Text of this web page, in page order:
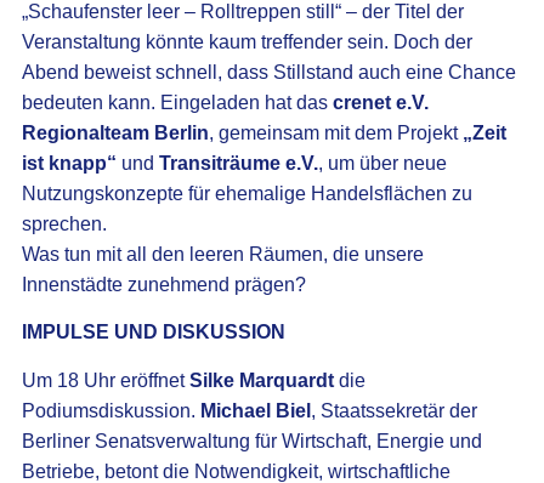
„Schaufenster leer – Rolltreppen still“ – der Titel der
Veranstaltung könnte kaum treffender sein. Doch der
Abend beweist schnell, dass Stillstand auch eine Chance
bedeuten kann. Eingeladen hat das crenet e.V.
Regionalteam Berlin, gemeinsam mit dem Projekt „Zeit
ist knapp“ und Transiträume e.V., um über neue
Nutzungskonzepte für ehemalige Handelsflächen zu
sprechen.
Was tun mit all den leeren Räumen, die unsere
Innenstädte zunehmend prägen?
IMPULSE UND DISKUSSION
Um 18 Uhr eröffnetSilke Marquardtdie
Podiumsdiskussion. Michael Biel , Staatssekretär der
Berliner Senatsverwaltung für Wirtschaft, Energie und
Betriebe, betont die Notwendigkeit, wirtschaftliche